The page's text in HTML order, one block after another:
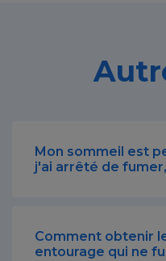
Mon sommeil est
j'ai arrêté de
Comment obtenir
entourage qui ne